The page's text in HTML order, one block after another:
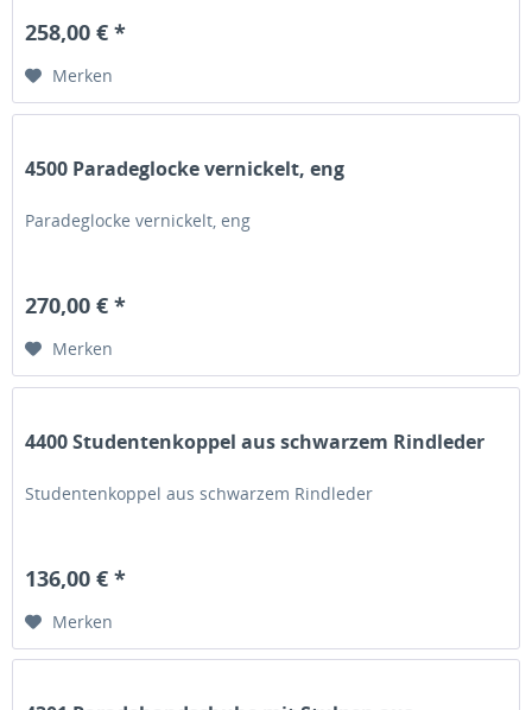
258,00 € *
Merken
4500 Paradeglocke vernickelt, eng
Paradeglocke vernickelt, eng
270,00 € *
Merken
4400 Studentenkoppel aus schwarzem Rindleder
Studentenkoppel aus schwarzem Rindleder
136,00 € *
Merken